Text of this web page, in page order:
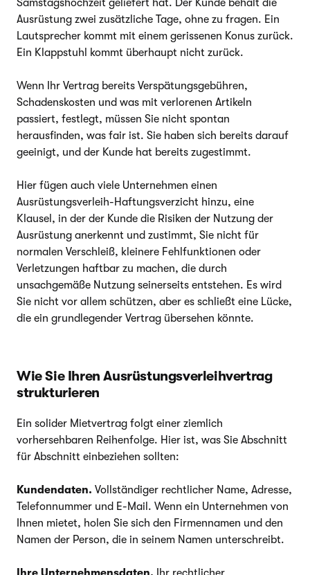
Samstagshochzeit geliefert hat. Der Kunde behält die
Ausrüstung zwei zusätzliche Tage, ohne zu fragen. Ein
Lautsprecher kommt mit einem gerissenen Konus zurück.
Ein Klappstuhl kommt überhaupt nicht zurück.
Wenn Ihr Vertrag bereits Verspätungsgebühren,
Schadenskosten und was mit verlorenen Artikeln
passiert, festlegt, müssen Sie nicht spontan
herausfinden, was fair ist. Sie haben sich bereits darauf
geeinigt, und der Kunde hat bereits zugestimmt.
Hier fügen auch viele Unternehmen einen
Ausrüstungsverleih-Haftungsverzicht hinzu, eine
Klausel, in der der Kunde die Risiken der Nutzung der
Ausrüstung anerkennt und zustimmt, Sie nicht für
normalen Verschleiß, kleinere Fehlfunktionen oder
Verletzungen haftbar zu machen, die durch
unsachgemäße Nutzung seinerseits entstehen. Es wird
Sie nicht vor allem schützen, aber es schließt eine Lücke,
die ein grundlegender Vertrag übersehen könnte.
Wie Sie Ihren Ausrüstungsverleihvertrag
strukturieren
Ein solider Mietvertrag folgt einer ziemlich
vorhersehbaren Reihenfolge. Hier ist, was Sie Abschnitt
für Abschnitt einbeziehen sollten:
Kundendaten. Vollständiger rechtlicher Name, Adresse,
Telefonnummer und E-Mail. Wenn ein Unternehmen von
Ihnen mietet, holen Sie sich den Firmennamen und den
Namen der Person, die in seinem Namen unterschreibt.